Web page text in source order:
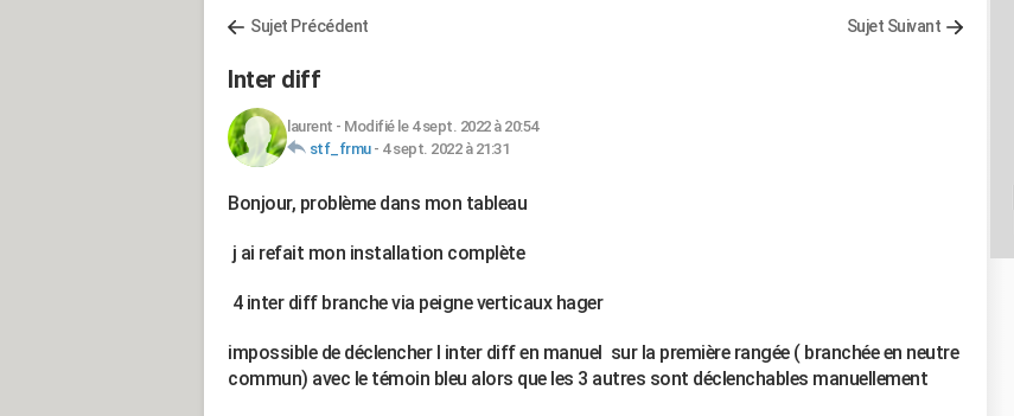
Sujet Précédent Sujet Suivant
Inter diff
laurent - Modifié le 4 sept. 2022 à 20:54
stf_frmu- 4 sept. 2022 à 21:31
Bonjour, problème dans mon tableau
j ai refait mon installation complète
4 inter diff branche via peigne verticaux hager
impossible de déclencher l inter diff en manuel sur la première rangée ( branchée en neutre
commun) avec le témoin bleu alors que les 3 autres sont déclenchables manuellement